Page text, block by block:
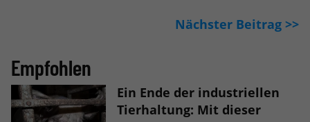
Nächster Beitrag >>
Empfohlen
Ein Ende der industriellen
Tierhaltung: Mit dieser